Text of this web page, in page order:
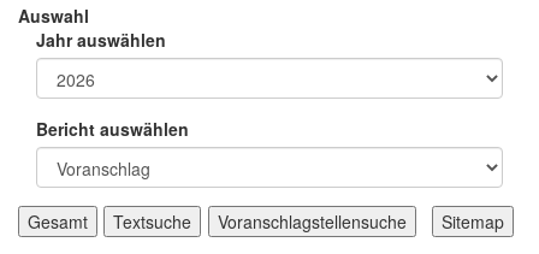
Auswahl
Jahr auswählen
Bericht auswählen